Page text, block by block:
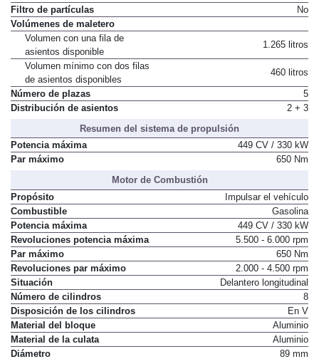
Gasolina
70 l
Filtro de partículas
Volúmenes de maletero
Volumen con una fila de
asientos disponible
Volumen mínimo con dos filas
de asientos disponibles
Número de plazas
5
Resumen del sistema de propulsión
Potencia máxima
449 CV / 330 kW
Motor de Combustión
Propósito
Impulsar el vehículo
Combustible
Gasolina
Potencia máxima
449 CV / 330 kW
Revoluciones potencia máxima
5.500 - 6.000 rpm
Par máximo
650 Nm
Revoluciones par máximo
2.000 - 4.500 rpm
Situación
Delantero longitudinal
Número de cilindros
8
Disposición de los cilindros
En V
Material del bloque
Aluminio
Material de la culata
Aluminio